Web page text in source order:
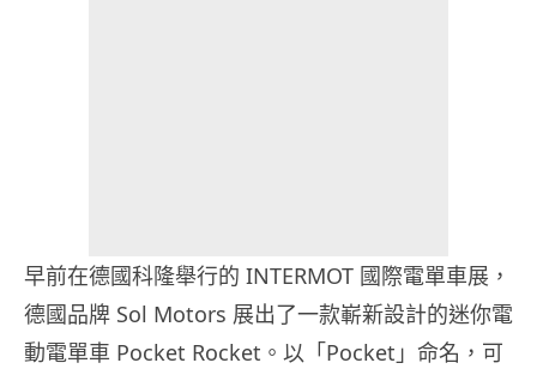
早前在德國科隆舉行的 INTERMOT 國際電單車展，
德國品牌 Sol Motors 展出了一款嶄新設計的迷你電
動電單車 Pocket Rocket。以「Pocket」命名，可